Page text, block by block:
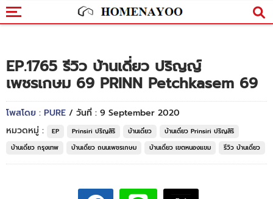
EP.1765 รีวิว บ้านเดี่ยว ปริญญ์
เพชรเกษม 69 PRINN Petchkasem 69
โพสโดย : PURE / วันที่ : 9 September 2020
หมวดหมู่ :
EP Prinsiri ปริญสิริ บ้านเดี่ยว
บ้านเดี่ยว Prinsiri ปริญสิริ
บ้านเดี่ยว กรุงเทพ
บ้านเดี่ยว ถนนเพชรเกษม บ้านเดี่ยว เขตหนองแขม รีวิว บ้านเดี่ยว